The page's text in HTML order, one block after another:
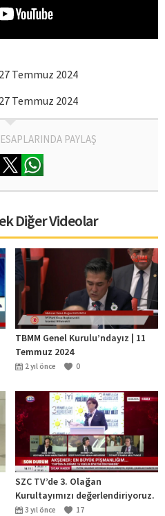
Temmuz 2024
Temmuz 2024
PAYLAŞ
Diğer Videolar
TBMM Genel Kurulu’ndayız | 11
Temmuz 2024
2 yıl önce 0
SZC TV’de 3. Olağan
Kurultayımızı değerlendiriyoruz.
3 yıl önce 17